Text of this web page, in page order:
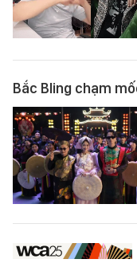
Bắc Bling chạm